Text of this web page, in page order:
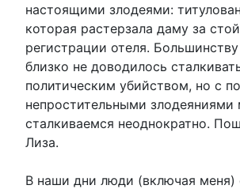
настоящими злодеями:
которая растерзала даму за
регистрации отеля.
близко не доводилось
политическим убийством, но с
непростительными злодеяниями
сталкиваемся неоднократно.
Лиза.
В наши дни люди (включая меня)